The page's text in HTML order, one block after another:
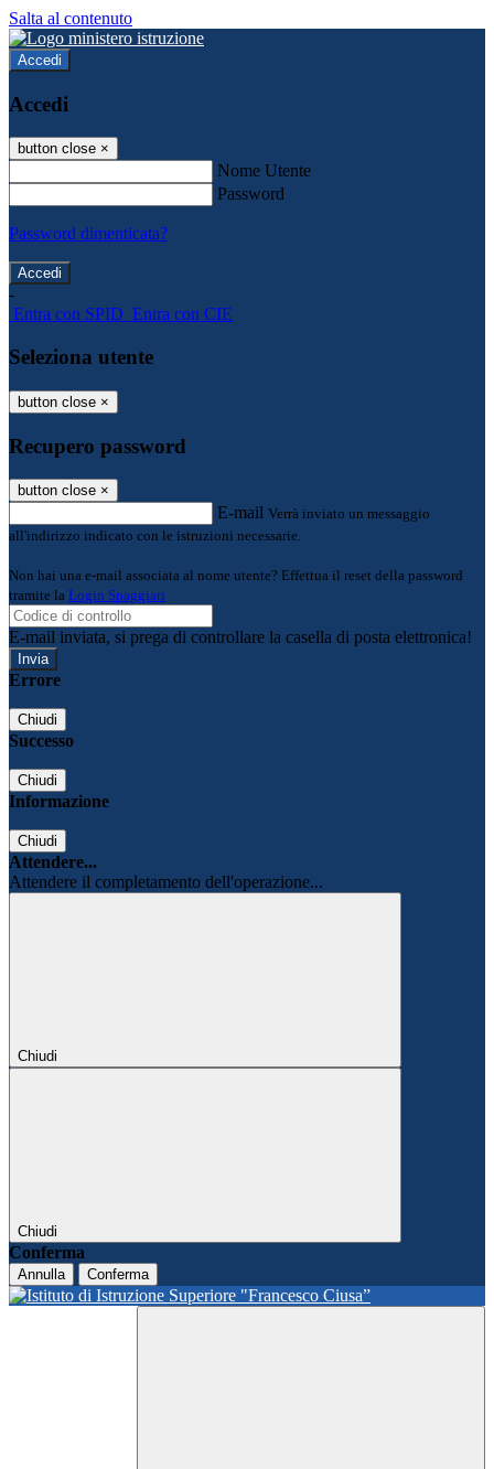
Salta al contenuto
Accedi
Accedi
button close ×
Nome Utente
Password
Password dimenticata?
-
Entra con SPID Entra con CIE
Seleziona utente
button close ×
Recupero password
button close ×
E-mail Verrà inviato un messaggio
all'indirizzo indicato con le istruzioni necessarie.
Non hai una e-mail associata al nome utente? Effettua il reset della password
tramite la Login Spaggiari
E-mail inviata, si prega di controllare la casella di posta elettronica!
Errore
Chiudi
Successo
Chiudi
Informazione
Chiudi
Attendere...
Attendere il completamento dell'operazione...
Chiudi
Chiudi
Conferma
Annulla Conferma